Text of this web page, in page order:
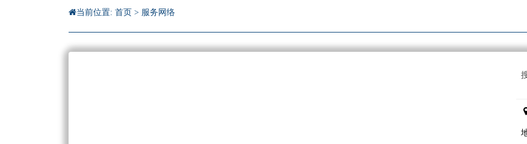
当前位置: 首页 > 服务网络